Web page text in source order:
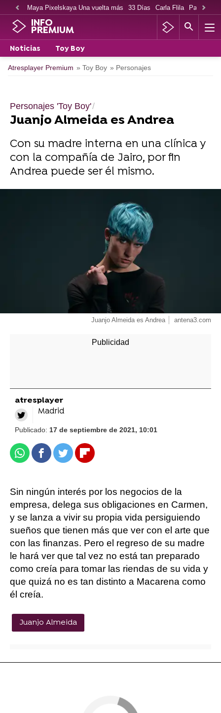
Maya Pixelskaya Una vuelta más 33 Días Carla Flila Paco
INFO
PREMIUM
Noticias Toy Boy
Atresplayer Premium » Toy Boy » Personajes
Personajes 'Toy Boy'
Juanjo Almeida es Andrea
Con su madre interna en una clínica y
con la compañía de Jairo, por fin
Andrea puede ser él mismo.
Juanjo Almeida es Andrea antena3.com
atresplayer
Madrid
Publicado: 17 de septiembre de 2021, 10:01
WhatsappFacebook
TwitterFlipboard
Sin ningún interés por los negocios de la
empresa, delega sus obligaciones en Carmen,
y se lanza a vivir su propia vida persiguiendo
sueños que tienen más que ver con el arte que
con las finanzas. Pero el regreso de su madre
le hará ver que tal vez no está tan preparado
como creía para tomar las riendas de su vida y
que quizá no es tan distinto a Macarena como
él creía.
Juanjo Almeida